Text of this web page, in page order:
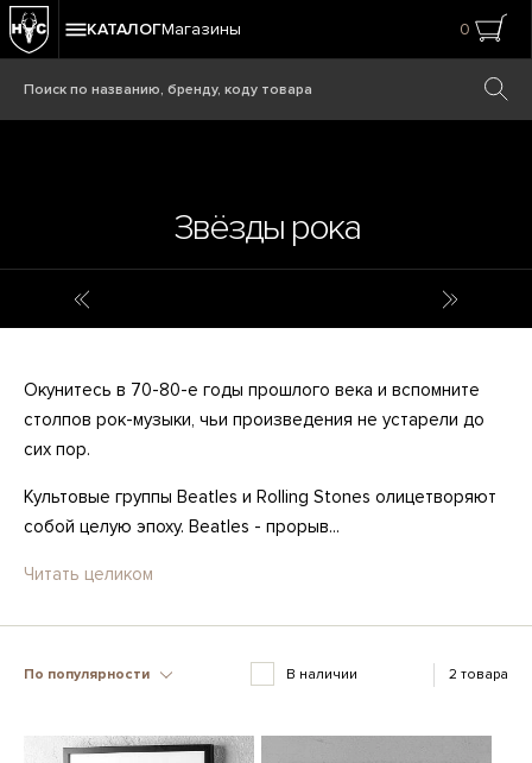
КАТАЛОГМагазины 0
Звёзды рока
Окунитесь в 70-80-е годы прошлого века и вспомните
столпов рок-музыки, чьи произведения не устарели до
сих пор.
Культовые группы Beatles и Rolling Stones олицетворяют
собой целую эпоху. Beatles - прорыв...
Читать целиком
По популярности В наличии 2 товара